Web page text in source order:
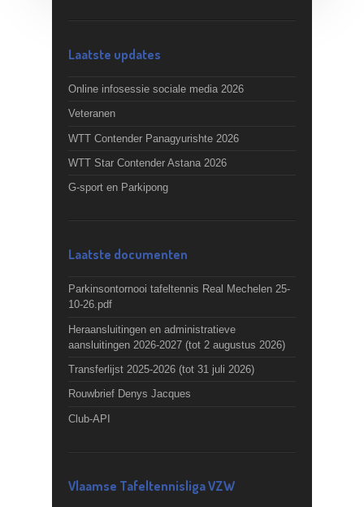
Laatste updates
Online infosessie sociale media 2026
Veteranen
WTT Contender Panagyurishte 2026
WTT Star Contender Astana 2026
G-sport en Parkipong
Laatste documenten
Parkinsontornooi tafeltennis Real Mechelen 25-
10-26.pdf
Heraansluitingen en administratieve
aansluitingen 2026-2027 (tot 2 augustus 2026)
Transferlijst 2025-2026 (tot 31 juli 2026)
Rouwbrief Denys Jacques
Club-API
Vlaamse Tafeltennisliga VZW